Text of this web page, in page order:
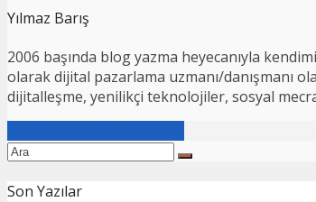
Yılmaz Barış
2006 başında blog yazma heyecanıyla
olarak dijital pazarlama uzmanı/danışmanı
dijitalleşme, yenilikçi teknolojiler, sosyal
Son Yazılar